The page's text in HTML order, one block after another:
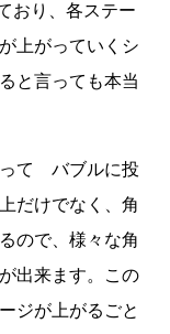
おり、各ステー
上がっていくシ
と言っても本当
って バブルに投
だけでなく、角
ので、様々な角
出来ます。この
ジが上がるごと